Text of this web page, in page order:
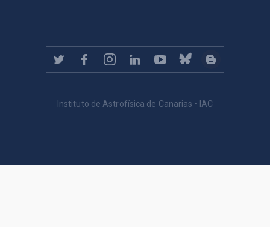
Instituto de Astrofísica de Canarias • IAC